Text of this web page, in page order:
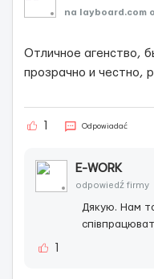
na layboard.com
Отличное агенство,
прозрачно и честно,
Odpowiadać
E-WORK
odpowiedź firmy
Дякую. Нам